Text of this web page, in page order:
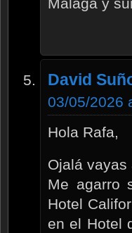
Málaga y
David
03/05/2026
Hola Rafa,
Ojalá vayas
Me agarro
Hotel
en el Hotel